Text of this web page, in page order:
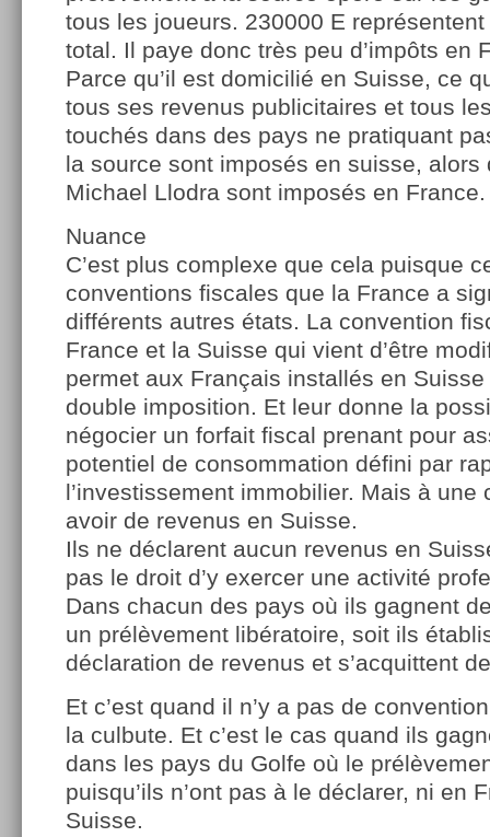
tous les joueurs. 230000 E
total. Il paye donc très peu d’impôts en
Parce qu’il est domicilié en Suisse, ce
tous ses revenus publicitaires et tous
touchés dans des pays ne pratiquant
la source sont imposés en suisse, alors
Michael Llodra sont imposés en France.
Nuance
C’est plus complexe que cela puisque
conventions fiscales que la France a
différents autres états. La convention
France et la Suisse qui vient d’être
permet aux Français installés en
double imposition. Et leur donne la
négocier un forfait fiscal prenant pour
potentiel de consommation défini par
l’investissement immobilier. Mais à une
avoir de revenus en Suisse.
Ils ne déclarent aucun revenus en
pas le droit d’y exercer une activité
Dans chacun des pays où ils gagnent
un prélèvement libératoire, soit ils
déclaration de revenus et s’acquittent
Et c’est quand il n’y a pas de
la culbute. Et c’est le cas quand ils
dans les pays du Golfe où le
puisqu’ils n’ont pas à le déclarer, ni en
Suisse.